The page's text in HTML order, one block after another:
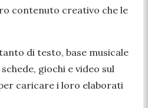
contenuto creativo che le
di testo, base musicale
giochi e video sul
caricare i loro elaborati